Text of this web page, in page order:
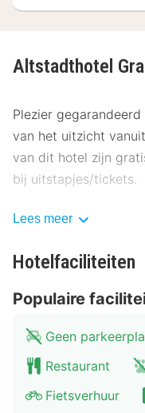
Altstadthotel
Plezier
van het uitzicht
van dit hotel zijn
bij uitstapjes/tickets.
Gasten van
Bestel je favoriete
ontbijtbuffet.
Enkele van de
uitcheckservice,
stomerij/
parkeerplaatsen.
Lees meer
Hotelfaciliteiten
Populaire
Geen
Restaurant
Fietsverhuur